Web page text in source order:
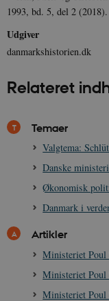
1993, bd. 5, del 2 (2018).
Udgiver
danmarkshistorien.dk
Relateret
Temaer
Valgtema:
Danske
Økonomisk
Danmark i
Artikler
Ministeriet Poul
Ministeriet Poul
Ministeriet Poul